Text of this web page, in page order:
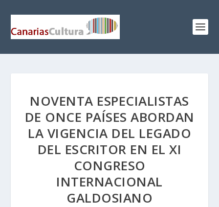
NOVENTA ESPECIALISTAS
DE ONCE PAÍSES ABORDAN
LA VIGENCIA DEL LEGADO
DEL ESCRITOR EN EL XI
CONGRESO
INTERNACIONAL
GALDOSIANO